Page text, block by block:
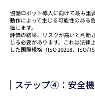
協働ロボット導入に向けて最も重
動作によって生じる可能性のある
価します。
評価の結果、リスクが高いと判断
じる必要があります。これは法律
した国際規格（ISO 10218、ISO/
ステップ④：安全